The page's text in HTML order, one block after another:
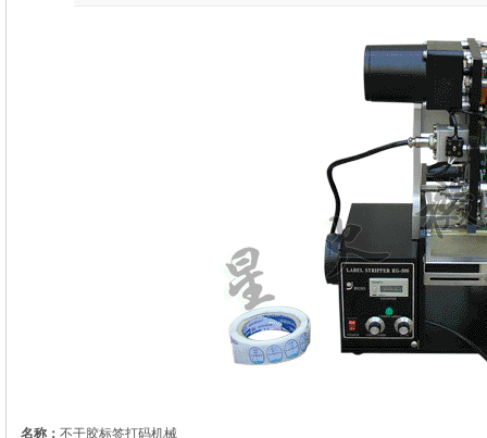
名称： 不干胶标签打码机械